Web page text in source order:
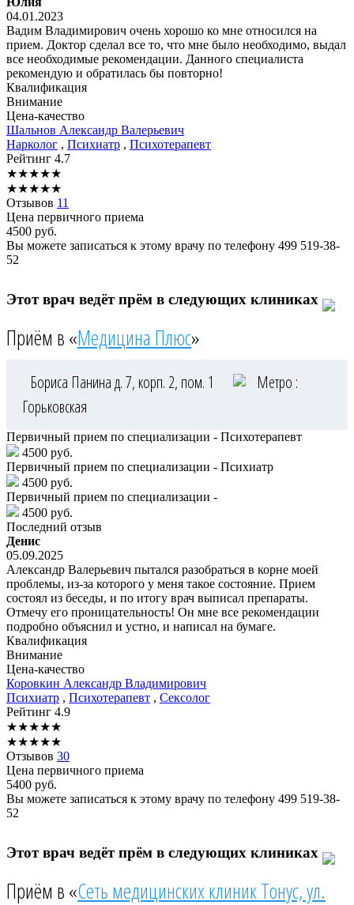
04.01.2023
Вадим Владимирович очень хорошо ко мне относился на
прием. Доктор сделал все то, что мне было необходимо, выдал
все необходимые рекомендации. Данного специалиста
рекомендую и обратилась бы повторно!
Квалификация
Внимание
Цена-качество
Шальнов Александр Валерьевич
Нарколог , Психиатр , Психотерапевт
Рейтинг 4.7
★★★★★
★★★★★
Отзывов 11
Цена первичного приема
4500 руб.
Вы можете записаться к этому врачу по телефону 499 519-38-
52
Этот врач ведёт прём в следующих клиниках
Приём в «Медицина Плюс»
Бориса Панина д. 7, корп. 2, пом. 1
Метро :
Горьковская
Первичный прием по специализации - Психотерапевт
4500 руб.
Первичный прием по специализации - Психиатр
4500 руб.
Первичный прием по специализации -
4500 руб.
Последний отзыв
Денис
05.09.2025
Александр Валерьевич пытался разобраться в корне моей
проблемы, из-за которого у меня такое состояние. Прием
состоял из беседы, и по итогу врач выписал препараты.
Отмечу его проницательность! Он мне все рекомендации
подробно объяснил и устно, и написал на бумаге.
Квалификация
Внимание
Цена-качество
Коровкин Александр Владимирович
Психиатр , Психотерапевт , Сексолог
Рейтинг 4.9
★★★★★
★★★★★
Отзывов 30
Цена первичного приема
5400 руб.
Вы можете записаться к этому врачу по телефону 499 519-38-
52
Этот врач ведёт прём в следующих клиниках
Приём в «Сеть медицинских клиник Тонус, ул.